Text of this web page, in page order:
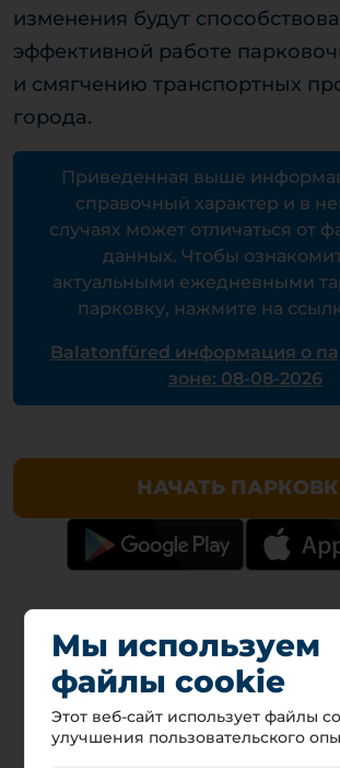
изменения будут
эффективной работе
и смягчению транспортных
города.
Приведенная выше
справочный характер и в
случаях может отличаться от
данных. Чтобы
актуальными ежедневными
парковку, нажмите на
Balatonfüred информация о
зоне: 08-08-2026
НАЧАТЬ
Мы используем
файлы cookie
Этот веб-сайт использует файлы
улучшения пользовательского